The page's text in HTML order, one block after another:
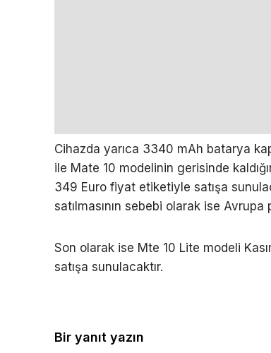
Cihazda yarıca 3340 mAh batarya
ile Mate 10 modelinin gerisinde
349 Euro fiyat etiketiyle satışa
satılmasının sebebi olarak ise
Son olarak ise Mte 10 Lite modeli
satışa sunulacaktır.
Bir yanıt yazın